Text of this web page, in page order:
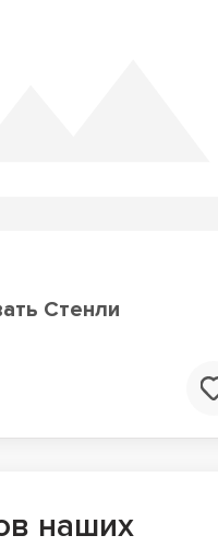
Стенли
наших